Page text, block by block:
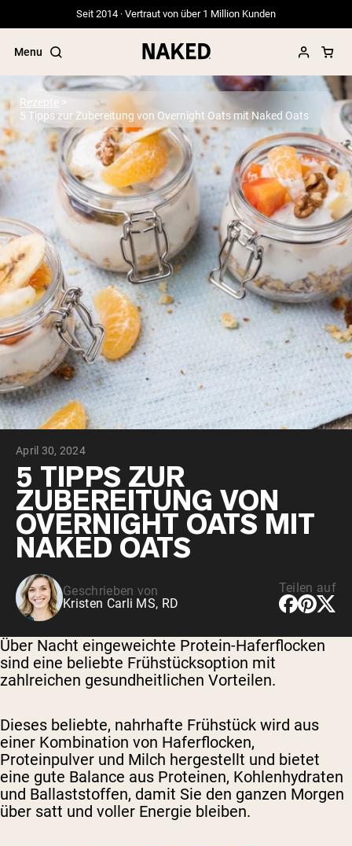
Seit 2014 · Vertraut von über 1 Million Kunden
Menu
Beliebte Suchbegriffe
”Protein Powder“
”Overnight Oats“
”Vegan protein“
”Collagen“
”Micellar Casein“
Rezepte
5 Tipps zur Zubereitung von Overnight Oats mit Naked Oats
April 30, 2024
5 TIPPS ZUR
ZUBEREITUNG VON
OVERNIGHT OATS MIT
NAKED OATS
Geschrieben von
Kristen Carli MS, RD
Teilen auf
Über Nacht eingeweichte Protein-Haferflocken
sind eine beliebte Frühstücksoption mit
zahlreichen gesundheitlichen Vorteilen.
Dieses beliebte, nahrhafte Frühstück wird aus
einer Kombination von Haferflocken,
Proteinpulver und Milch hergestellt und bietet
eine gute Balance aus Proteinen, Kohlenhydraten
und Ballaststoffen, damit Sie den ganzen Morgen
über satt und voller Energie bleiben.